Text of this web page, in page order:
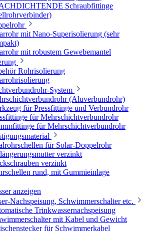
Schraubfittinge
mit Nano-Superisolierung (sehr
mit robustem Gewebemantel
Rohrisolierung
System
(Aluverbundrohr)
für Pressfittinge und Verbundrohr
für Mehrschichtverbundrohr
für Mehrschichtverbundrohr
für Solar-Doppelrohr
verzinkt
verzinkt
rund, mit Gummieinlage
anzeigen
Nachspeisung, Schwimmerschalter etc.
Trinkwassernachspeisung
mit Kabel und Gewicht
für Schwimmerkabel